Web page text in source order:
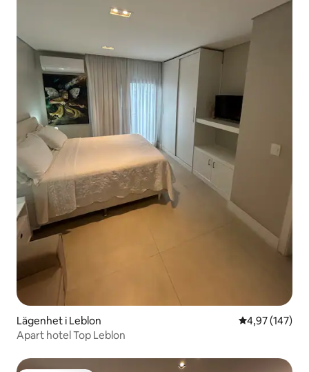
Lägenhet i Leblon 4,97 av 5 i
4,97 (147)
Apart hotel Top Leblon